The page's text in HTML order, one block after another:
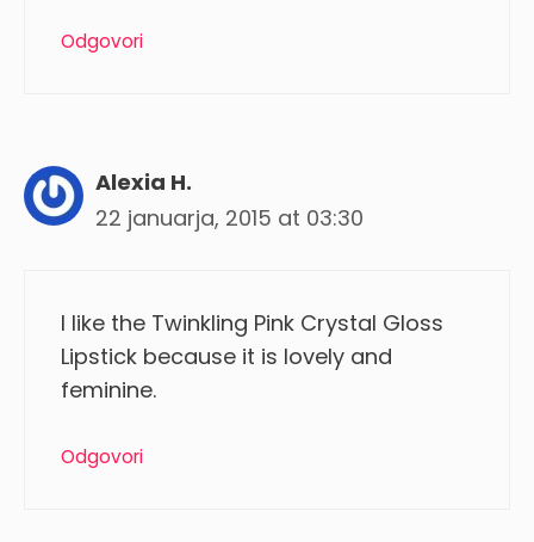
Odgovori
Alexia H.
22 januarja, 2015 at 03:30
I like the Twinkling Pink Crystal Gloss
Lipstick because it is lovely and
feminine.
Odgovori